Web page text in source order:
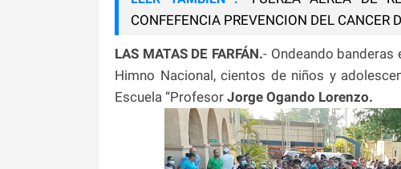
CONFEFENCIA PREVENCION DEL CANCER
LAS MATAS DE FARFÁN.- Ondeando
Himno Nacional, cientos de niños y
Escuela “Profesor Jorge Ogando Lorenzo.